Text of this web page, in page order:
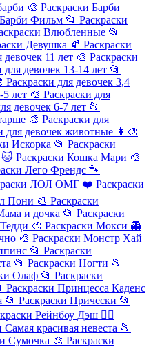
🎨 Раскраски Барби
Фильм 📂 Раскраски
Влюбленные 📂
Девушка 🍂 Раскраски
девочек 11 лет 🎨 Раскраски
для девочек 13-14 лет 📂
Раскраски для девочек 3,4
5 лет 🎨 Раскраски для
девочек 6-7 лет 📂
🎨 Раскраски для
для девочек животные 👩‍🎨
Искорка 📂 Раскраски
🐱 Раскраски Кошка Мари 🎨
Лего Френдс 🐾
ЛОЛ ОМГ ❤️ Раскраски
Пони 🎨 Раскраски
и дочка 📂 Раскраски
🎨 Раскраски Мокси 👻
🎨 Раскраски Монстр Хай
📂 Раскраски
📂 Раскраски Ногти 📂
Олаф 📂 Раскраски
Раскраски Принцесса Каденс
📂 Раскраски Прически 📂
Рейнбоу Дэш 🧜‍♀️
Самая красивая невеста 📂
Сумочка 🎨 Раскраски